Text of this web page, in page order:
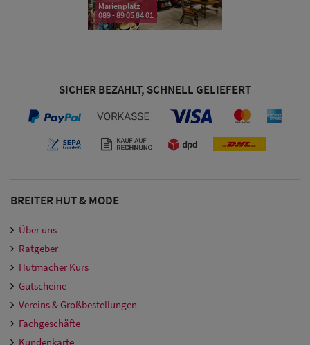
Marienplatz
089 - 89 05 84 01
SICHER BEZAHLT, SCHNELL GELIEFERT
BREITER HUT & MODE
Über uns
Ratgeber
Hutmacher Kurs
Gutscheine
Vereins & Großbestellungen
Fachgeschäfte
Kundenkarte